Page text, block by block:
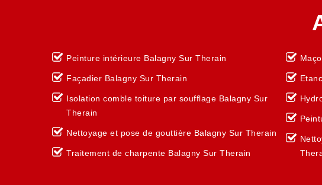
Peinture intérieure Balagny Sur Therain
Façadier Balagny Sur Therain
Isolation comble toiture par soufflage Balagny Sur
Therain
Nettoyage et pose de gouttière Balagny Sur Therain
Traitement de charpente Balagny Sur Therain